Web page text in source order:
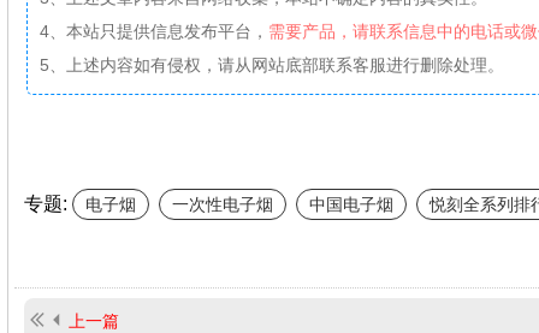
4、本站只提供信息发布平台， 需要产品，请联系信息中的电话或
5、上述内容如有侵权，请从网站底部联系客服进行删除处理。
专题: 电子烟 一次性电子烟 中国电子烟 悦刻全系列排
上一篇